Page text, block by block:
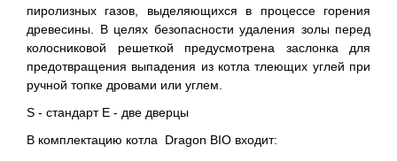
пиролизных газов, выделяющихся в процессе горения
древесины. В целях безопасности удаления золы перед
колосниковой решеткой предусмотрена заслонка для
предотвращения выпадения из котла тлеющих углей при
ручной топке дровами или углем.
S - стандарт E - две дверцы
В комплектацию котла Dragon BIO входит: